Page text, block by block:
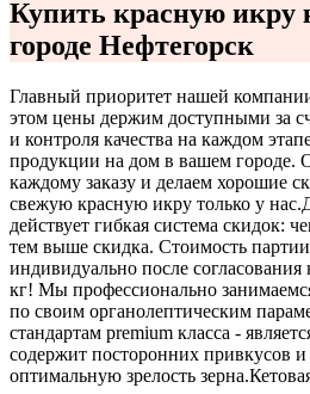
Купить красную икру
городе Нефтегорск
Главный приоритет нашей
этом цены держим доступными за
и контроля качества на каждом
продукции на дом в вашем городе.
каждому заказу и делаем хорошие
свежую красную икру только у нас.
действует гибкая система скидок:
тем выше скидка. Стоимость партии
индивидуально после согласования
кг! Мы профессионально
по своим органолептическим
стандартам premium класса -
содержит посторонних привкусов
оптимальную зрелость зерна.